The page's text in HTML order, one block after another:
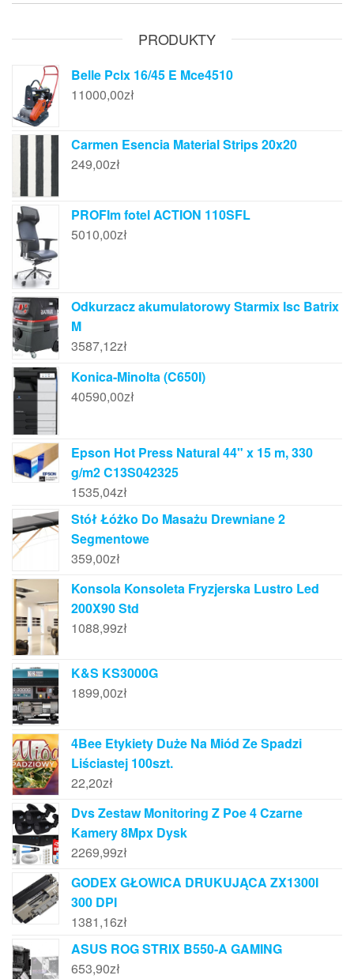
PRODUKTY
Belle Pclx 16/45 E Mce4510
11000,00zł
Carmen Esencia Material Strips 20x20
249,00zł
PROFIm fotel ACTION 110SFL
5010,00zł
Odkurzacz akumulatorowy Starmix Isc Batrix
M
3587,12zł
Konica-Minolta (C650I)
40590,00zł
Epson Hot Press Natural 44" x 15 m, 330
g/m2 C13S042325
1535,04zł
Stół Łóżko Do Masażu Drewniane 2
Segmentowe
359,00zł
Konsola Konsoleta Fryzjerska Lustro Led
200X90 Std
1088,99zł
K&S KS3000G
1899,00zł
4Bee Etykiety Duże Na Miód Ze Spadzi
Liściastej 100szt.
22,20zł
Dvs Zestaw Monitoring Z Poe 4 Czarne
Kamery 8Mpx Dysk
2269,99zł
GODEX GŁOWICA DRUKUJĄCA ZX1300I
300 DPI
1381,16zł
ASUS ROG STRIX B550-A GAMING
653,90zł